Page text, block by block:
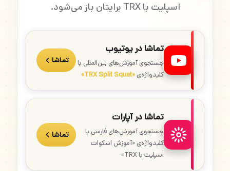
اسپلیت با TRX برایتان باز می‌شود.
تماشا در یوتیوب
جستجوی آموزش‌های بین‌المللی با
کلیدواژه‌ی«TRX Split Squat»
تماشا
تماشا در آپارات
جستجوی آموزش‌های فارسی با
کلیدواژه‌ی «آموزش اسکوات
اسپلیت با TRX»
تماشا